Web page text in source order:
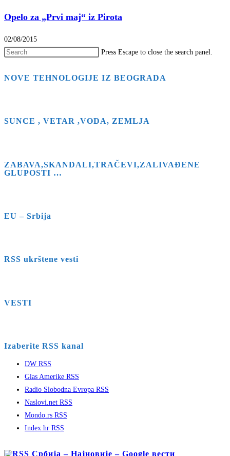
Opelo za „Prvi maj“ iz Pirota
02/08/2015
Press Escape to close the search panel.
NOVE TEHNOLOGIJE IZ BEOGRADA
SUNCE , VETAR ,VODA, ZEMLJA
ZABAVA,SKANDALI,TRAČEVI,ZALIVAĐENE
GLUPOSTI …
EU – Srbija
RSS ukrštene vesti
VESTI
Izaberite RSS kanal
DW RSS
Glas Amerike RSS
Radio Slobodna Evropa RSS
Naslovi.net RSS
Mondo.rs RSS
Index.hr RSS
Србија – Најновије – Google вести